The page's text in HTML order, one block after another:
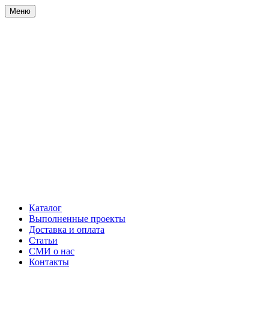
Меню
Каталог
Выполненные проекты
Доставка и оплата
Статьи
СМИ о нас
Контакты